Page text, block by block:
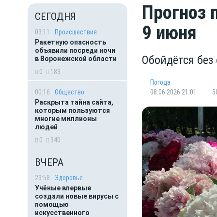
СЕГОДНЯ
03:11
Происшествия
Ракетную опасность
объявили посреди ночи
в Воронежской области
0
183
00:16
Общество
Раскрыта тайна сайта,
которым пользуются
многие миллионы
людей
0
340
ВЧЕРА
23:58
Здоровье
Учёные впервые
создали новые вирусы с
помощью
искусственного
Прогноз
9 июня
Обойдётся
Погода
08.06.2026 21:01